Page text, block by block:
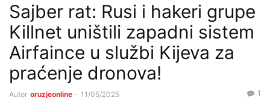
Sajber rat: Rusi i hakeri grupe
Killnet uništili zapadni sistem
Airfaince u službi Kijeva za
praćenje dronova!
Autor oruzjeonline - 11/05/2025 1